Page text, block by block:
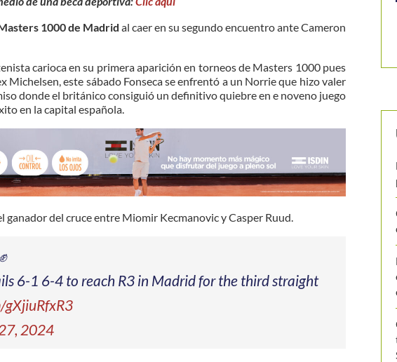
1000 de Madrid al caer en su segundo encuentro ante Cameron
carioca en su primera aparición en torneos de Masters 1000 pues
Michelsen, este sábado Fonseca se enfrentó a un Norrie que hizo valer
donde el británico consiguió un definitivo quiebre en e noveno juego
en la capital española.
ganador del cruce entre Miomir Kecmanovic y Casper Ruud.
6-1 6-4 to reach R3 in Madrid for the third straight
gXjiuRfxR3
2024